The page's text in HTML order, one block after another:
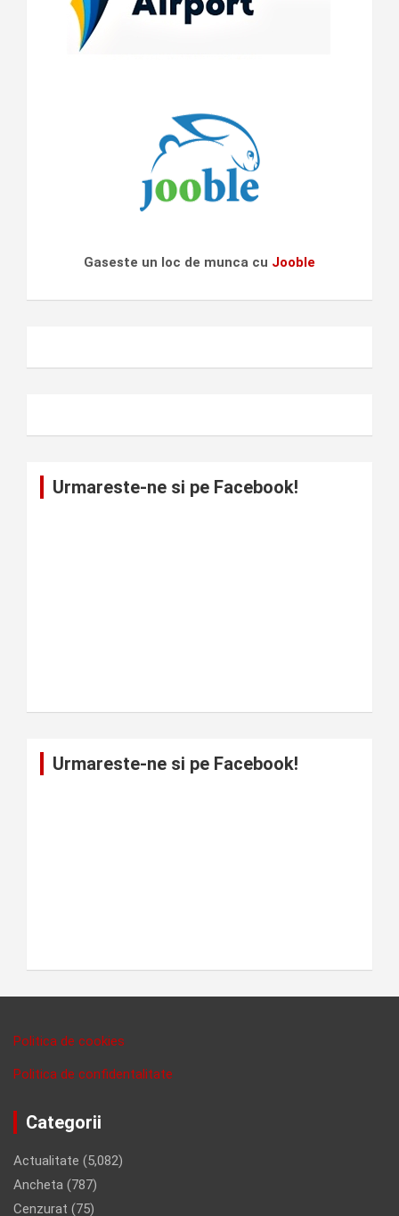
Gaseste un loc de munca cu Jooble
Urmareste-ne si pe Facebook!
Urmareste-ne si pe Facebook!
Politica de cookies
Politica de confidentalitate
Categorii
Actualitate (5,082)
Ancheta (787)
Cenzurat (75)